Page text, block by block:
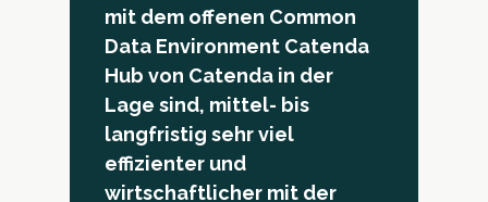
mit dem offenen Common
Data Environment Catenda
Hub von Catenda in der
Lage sind, mittel- bis
langfristig sehr viel
effizienter und
wirtschaftlicher mit der